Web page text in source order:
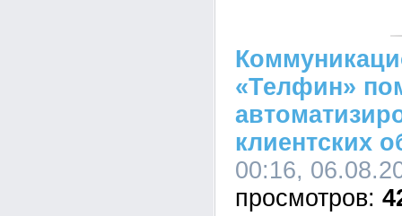
«Телфин»
клиентских
00:16,